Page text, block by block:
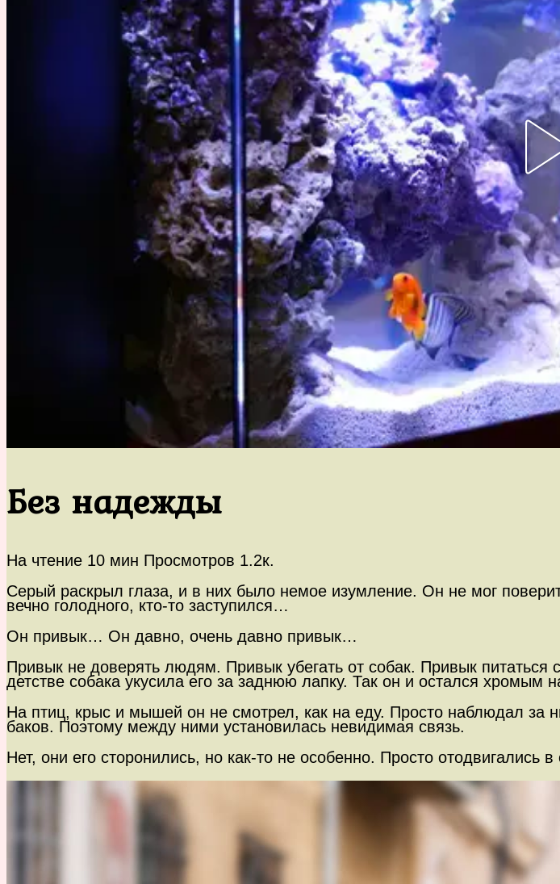
Без надежды
На чтение 10 мин Просмотров 1.2к.
Серый раскрыл глаза, и в них было немое изумление. Он не мог
вечно голодного, кто-то заступился…
Он привык… Он давно, очень давно привык…
Привык не доверять людям. Привык убегать от собак. Привык
детстве собака укусила его за заднюю лапку. Так он и остался хромым
На птиц, крыс и мышей он не смотрел, как на еду. Просто наблюдал за
баков. Поэтому между ними установилась невидимая связь.
Нет, они его сторонились, но как-то не особенно. Просто отодвигались